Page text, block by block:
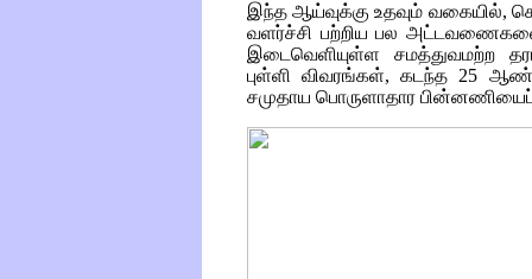
இந்த ஆய்வுக்கு உதவும் வகையில்,
வளர்ச்சி பற்றிய பல
இடைவெளியுள்ள சமத்துவமற்ற
புள்ளி விவரங்கள், கடந்த 25
சமுதாய பொருளாதார